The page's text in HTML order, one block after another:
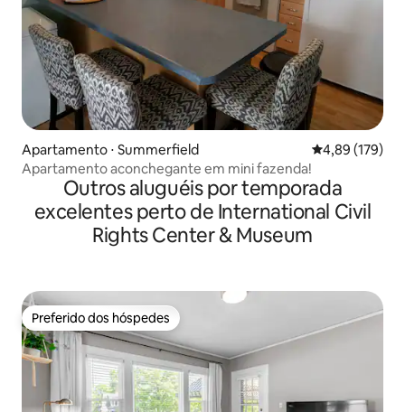
Apartamento ⋅ Summerfield 4,89 de uma
4,89 (179)
Apartamento aconchegante em mini fazenda!
Outros aluguéis por temporada
excelentes perto de International Civil
Rights Center & Museum
Preferido dos hóspedes
Preferido dos hóspedes